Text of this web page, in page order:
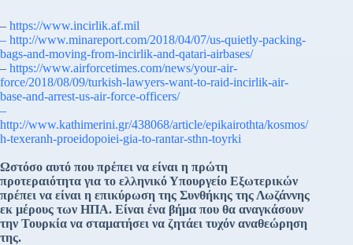
– https://www.incirlik.af.mil
– http://www.minareport.com/2018/04/07/us-quietly-packing-
bags-and-moving-from-incirlik-and-qatari-airbases/
– https://www.airforcetimes.com/news/your-air-
force/2018/08/09/turkish-lawyers-want-to-raid-incirlik-air-
base-and-arrest-us-air-force-officers/
–
http://www.kathimerini.gr/438068/article/epikairothta/kosmos/
h-texeranh-proeidopoiei-gia-to-rantar-sthn-toyrki
Ωστόσο αυτό που πρέπει να είναι η πρώτη
προτεραιότητα για το ελληνικό Υπουργείο Εξωτερικών
πρέπει να είναι η επικύρωση της Συνθήκης της Λωζάννης
εκ μέρους των ΗΠΑ. Είναι ένα βήμα που θα αναγκάσουν
την Τουρκία να σταματήσει να ζητάει τυχόν αναθεώρηση
της.